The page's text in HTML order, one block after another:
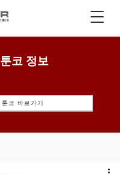
툰코 정보
툰코 바로가기